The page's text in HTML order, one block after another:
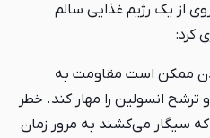
از یک رژیم غذایی سالم
ممکن است مقاومت به
ترشح انسولین را مهار کند. خطر
که سیگار می‌کشند به مرور زمان